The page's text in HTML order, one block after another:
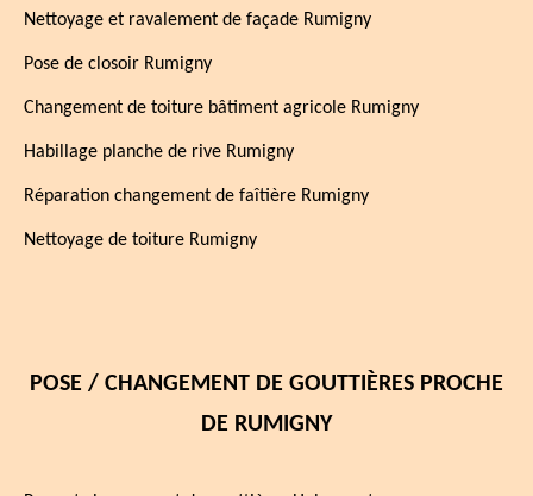
Nettoyage et ravalement de façade Rumigny
Pose de closoir Rumigny
Changement de toiture bâtiment agricole Rumigny
Habillage planche de rive Rumigny
Réparation changement de faîtière Rumigny
Nettoyage de toiture Rumigny
POSE / CHANGEMENT DE GOUTTIÈRES PROCHE
DE RUMIGNY